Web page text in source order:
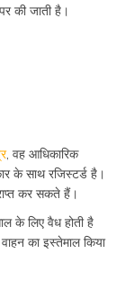
की जाती है।
, वह आधिकारिक
के साथ रजिस्टर्ड है।
कर सकते हैं।
के लिए वैध होती है
का इस्तेमाल किया